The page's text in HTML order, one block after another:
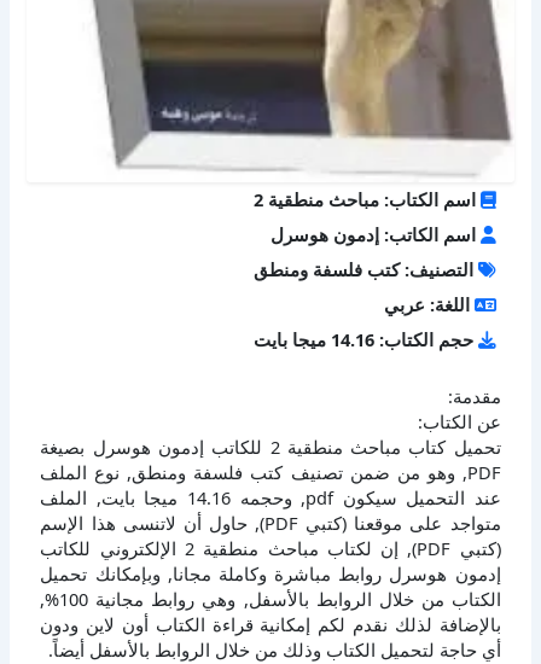
اسم الكتاب: مباحث منطقية 2
اسم الكاتب: إدمون هوسرل
التصنيف: كتب فلسفة ومنطق
اللغة: عربي
حجم الكتاب: 14.16 ميجا بايت
مقدمة:
عن الكتاب:
تحميل كتاب مباحث منطقية 2 للكاتب إدمون هوسرل بصيغة
PDF, وهو من ضمن تصنيف كتب فلسفة ومنطق, نوع الملف
عند التحميل سيكون pdf, وحجمه 14.16 ميجا بايت, الملف
متواجد على موقعنا (كتبي PDF), حاول أن لاتنسى هذا الإسم
(كتبي PDF), إن لكتاب مباحث منطقية 2 الإلكتروني للكاتب
إدمون هوسرل روابط مباشرة وكاملة مجانا, وبإمكانك تحميل
الكتاب من خلال الروابط بالأسفل, وهي روابط مجانية 100%,
بالإضافة لذلك نقدم لكم إمكانية قراءة الكتاب أون لاين ودون
أي حاجة لتحميل الكتاب وذلك من خلال الروابط بالأسفل أيضاً.